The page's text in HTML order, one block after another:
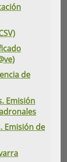
de
Emisión
Emisión de